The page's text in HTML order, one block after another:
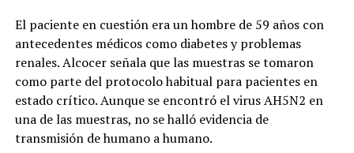
El paciente en cuestión era un hombre de 59 años con
antecedentes médicos como diabetes y problemas
renales. Alcocer señala que las muestras se tomaron
como parte del protocolo habitual para pacientes en
estado crítico. Aunque se encontró el virus AH5N2 en
una de las muestras, no se halló evidencia de
transmisión de humano a humano.